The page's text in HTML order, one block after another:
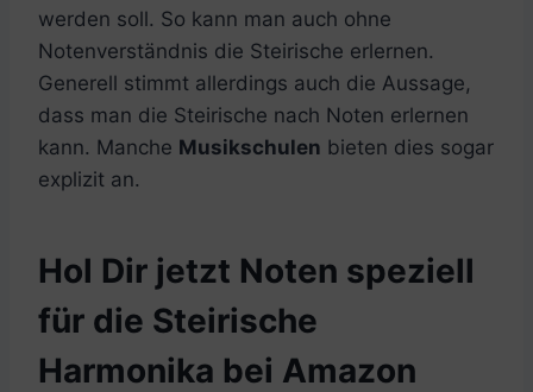
werden soll. So kann man auch ohne
Notenverständnis die Steirische erlernen.
Generell stimmt allerdings auch die Aussage,
dass man die Steirische nach Noten erlernen
kann. Manche Musikschulen bieten dies sogar
explizit an.
Hol Dir jetzt Noten speziell
für die Steirische
Harmonika bei Amazon